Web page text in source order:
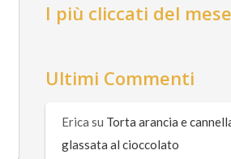
I più cliccati del mese
Ultimi Commenti
Erica su Torta arancia e
glassata al cioccolato